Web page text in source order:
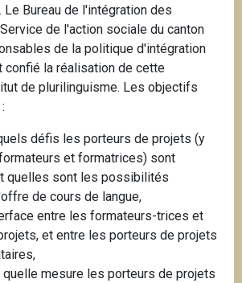
Le Bureau de l'intégration des
de l'action sociale du canton
de la politique d'intégration
confié la réalisation de cette
de plurilinguisme. Les objectifs
défis les porteurs de projets (y
et formatrices) sont
quelles sont les possibilités
de cours de langue,
entre les formateurs-trices et
et entre les porteurs de projets
quelle mesure les porteurs de projets